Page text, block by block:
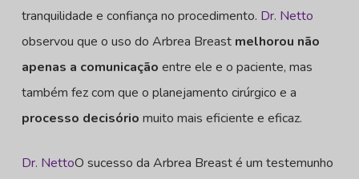
tranquilidade e confiança no procedimento. Dr. Netto
observou que o uso do Arbrea Breast melhorou não
apenas a comunicação entre ele e o paciente, mas
também fez com que o planejamento cirúrgico e a
processo decisório muito mais eficiente e eficaz.
Dr. NettoO sucesso da Arbrea Breast é um testemunho